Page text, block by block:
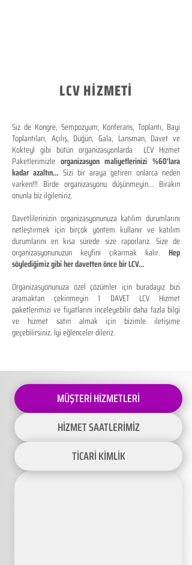
LCV HİZMETİ
Siz de Kongre, Sempozyum, Konferans, Toplantı, Bayi
Toplantıları, Açılış, Düğün, Gala, Lansman, Davet ve
Kokteyl gibi bütün organizasyonlarda LCV Hizmet
Paketlerimizle organizasyon maliyetlerinizi %60'lara
kadar azaltın... Sizi bir araya getiren onlarca neden
varken!!! Birde organizasyonu düşünmeyin... Bırakın
onunla biz ilgileniriz.
Davetlilerinizin organizasyonunuza katılım durumlarını
netleştirmek için birçok yöntem kullanır ve katılım
durumlarını en kısa sürede size raporlarız. Size de
organizasyonunuzun keyfini çıkarmak kalır. Hep
söylediğimiz gibi her davetten önce bir LCV...
Organizasyonunuza özel çözümler için buradayız bizi
aramaktan çekinmeyin 1 DAVET LCV Hizmet
paketlerimizi ve fiyatlarını inceleyebilir daha fazla bilgi
ve hizmet satın almak için bizimle iletişime
geçebilirsiniz. İyi eğlenceler dileriz.
MÜŞTERİ HİZMETLERİ
HİZMET SAATLERİMİZ
TİCARİ KİMLİK